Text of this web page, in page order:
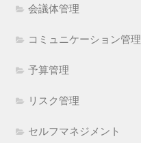
会議体管理
コミュニケーション管理
予算管理
リスク管理
セルフマネジメント